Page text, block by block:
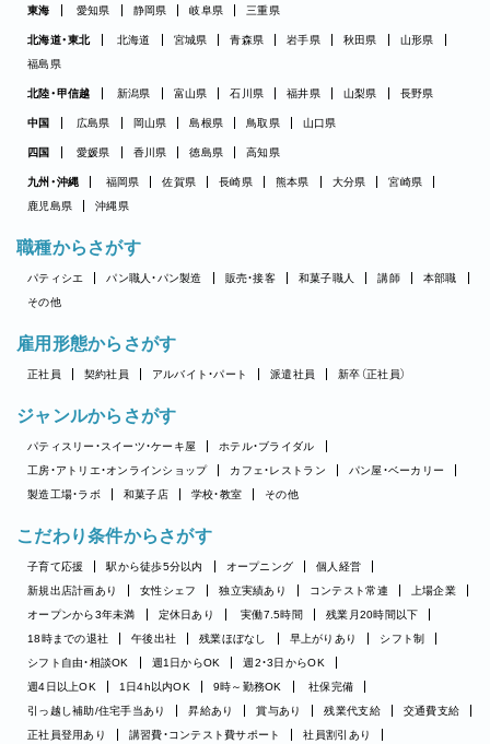
東海 愛知県 静岡県 岐阜県 三重県
北海道・東北 北海道 宮城県 青森県 岩手県 秋田県
山形県
福島県
北陸・甲信越 新潟県 富山県 石川県 福井県 山梨県 長野県
中国 広島県 岡山県 島根県 鳥取県 山口県
四国 愛媛県 香川県 徳島県 高知県
九州・沖縄 福岡県 佐賀県 長崎県 熊本県 大分県
宮崎県
鹿児島県
沖縄県
職種からさがす
パティシエ パン職人・パン製造 販売・接客 和菓子職人 講師
本部職
その他
雇用形態からさがす
正社員 契約社員 アルバイト・パート 派遣社員 新卒（正社員）
ジャンルからさがす
パティスリー・スイーツ・ケーキ屋
ホテル・ブライダル
工房・アトリエ・オンラインショップ
カフェ・レストラン
パン屋・ベーカリー
製造工場・ラボ
和菓子店 学校・教室 その他
こだわり条件からさがす
子育て応援 駅から徒歩5分以内 オープニング
個人経営
新規出店計画あり
女性シェフ 独立実績あり コンテスト常連
上場企業
オープンから3年未満
定休日あり 実働7.5時間
残業月20時間以下
18時までの退社
午後出社 残業ほぼなし 早上がりあり
シフト制
シフト自由・相談OK
週1日からOK
週2・3日からOK
週4日以上OK
1日4h以内OK 9時～勤務OK
社保完備
引っ越し補助/住宅手当あり
昇給あり 賞与あり 残業代支給
交通費支給
正社員登用あり
講習費・コンテスト費サポート
社員割引あり